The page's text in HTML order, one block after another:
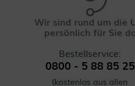
0800 - 5 88 85 25